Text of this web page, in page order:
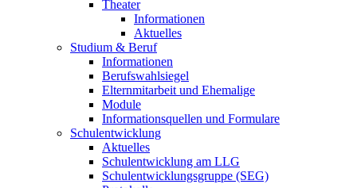
Theater
Informationen
Aktuelles
Studium & Beruf
Informationen
Berufswahlsiegel
Elternmitarbeit und Ehemalige
Module
Informationsquellen und Formulare
Schulentwicklung
Aktuelles
Schulentwicklung am LLG
Schulentwicklungsgruppe (SEG)